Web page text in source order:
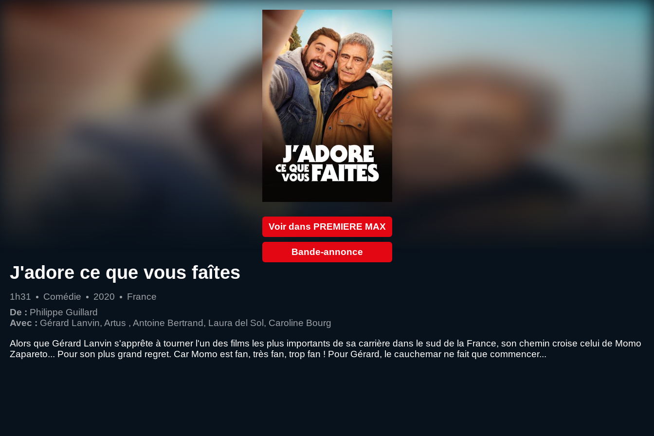
Voir dans PREMIERE MAX
Bande-annonce
J'adore ce que vous faîtes
1h31 Comédie 2020
France
De : Philippe Guillard
Avec : Gérard Lanvin, Artus , Antoine Bertrand, Laura del Sol, Caroline Bourg
Alors que Gérard Lanvin s'apprête à tourner l'un des films les plus importants de sa carrière dans le sud de la France, son chemin croise celui de Momo
Zapareto... Pour son plus grand regret. Car Momo est fan, très fan, trop fan ! Pour Gérard, le cauchemar ne fait que commencer...